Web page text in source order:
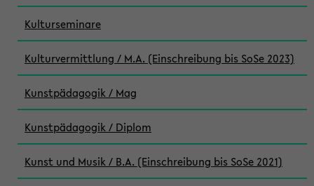
Kulturseminare
Kulturvermittlung / M.A. (Einschreibung bis SoSe 2023)
Kunstpädagogik / Mag
Kunstpädagogik / Diplom
Kunst und Musik / B.A. (Einschreibung bis SoSe 2021)